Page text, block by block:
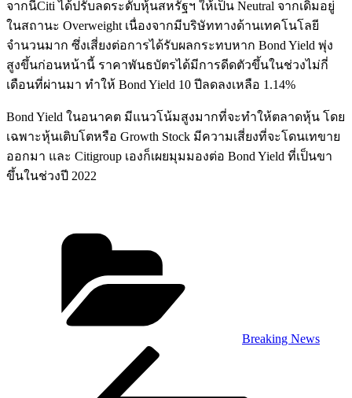
จากนี้Citi ได้ปรับลดระดับหุ้นสหรัฐฯ ให้เป็น Neutral จากเดิมอยู่
ในสถานะ Overweight เนื่องจากมีบริษัททางด้านเทคโนโลยี
จำนวนมาก ซึ่งเสี่ยงต่อการได้รับผลกระทบหาก Bond Yield พุ่ง
สูงขึ้นก่อนหน้านี้ ราคาพันธบัตรได้มีการดีดตัวขึ้นในช่วงไม่กี่
เดือนที่ผ่านมา ทำให้ Bond Yield 10 ปีลดลงเหลือ 1.14%
Bond Yield ในอนาคต มีแนวโน้มสูงมากที่จะทำให้ตลาดหุ้น โดย
เฉพาะหุ้นเติบโตหรือ Growth Stock มีความเสี่ยงที่จะโดนเทขาย
ออกมา และ Citigroup เองก็เผยมุมมองต่อ Bond Yield ที่เป็นขา
ขึ้นในช่วงปี 2022
Breaking News